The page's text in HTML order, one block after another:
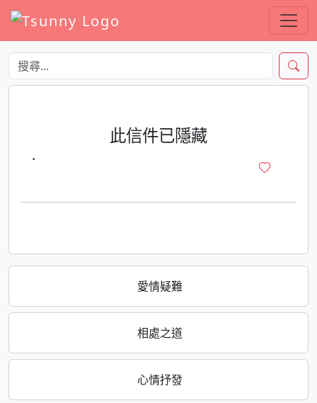
愛情疑難
相處之道
心情抒發
此信件已隱藏
·